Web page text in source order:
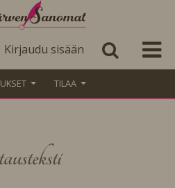
Kirjaudu sisään
TILAA